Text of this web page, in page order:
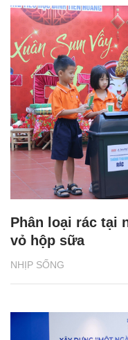
NHỊP SỐNG
Phân loại rác tại
vỏ hộp sữa